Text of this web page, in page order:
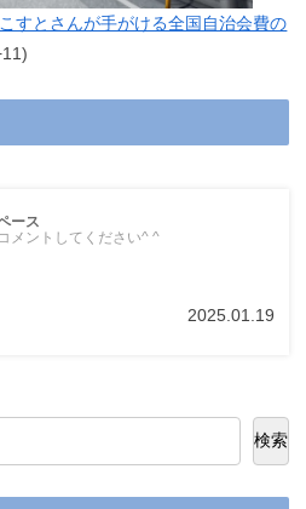
すとさんが手がける全国自治会費の
ース
メントしてください^ ^
2025.01.19
検索